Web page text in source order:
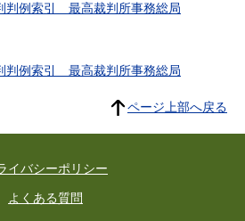
例索引 最高裁判所事務総局
例索引 最高裁判所事務総局
ページ上部へ戻る
イバシーポリシー
よくある質問